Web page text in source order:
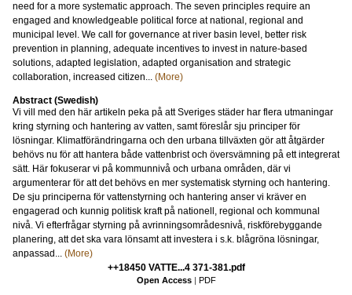
need for a more systematic approach. The seven principles require an
engaged and knowledgeable political force at national, regional and
municipal level. We call for governance at river basin level, better risk
prevention in planning, adequate incentives to invest in nature-based
solutions, adapted legislation, adapted organisation and strategic
collaboration, increased citizen... (More)
Abstract (Swedish)
Vi vill med den här artikeln peka på att Sveriges städer har flera utmaningar
kring styrning och hantering av vatten, samt föreslår sju principer för
lösningar. Klimatförändringarna och den urbana tillväxten gör att åtgärder
behövs nu för att hantera både vattenbrist och översvämning på ett integrerat
sätt. Här fokuserar vi på kommunnivå och urbana områden, där vi
argumenterar för att det behövs en mer systematisk styrning och hantering.
De sju principerna för vattenstyrning och hantering anser vi kräver en
engagerad och kunnig politisk kraft på nationell, regional och kommunal
nivå. Vi efterfrågar styrning på avrinningsområdesnivå, riskförebyggande
planering, att det ska vara lönsamt att investera i s.k. blågröna lösningar,
anpassad... (More)
++18450 VATTE...4 371-381.pdf
Open Access | PDF